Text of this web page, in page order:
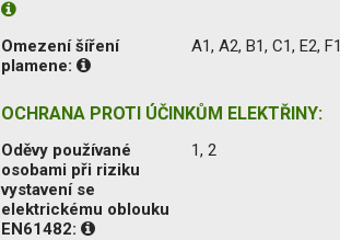
Omezení šíření
plamene:
A1, A2, B1, C1, E2, F1
OCHRANA PROTI ÚČINKŮM ELEKTŘINY:
Oděvy používané
osobami při riziku
vystavení se
elektrickému oblouku
EN61482:
1, 2